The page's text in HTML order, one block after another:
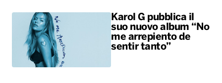
Karol G pubblica il
suo nuovo album “No
me arrepiento de
sentir tanto”